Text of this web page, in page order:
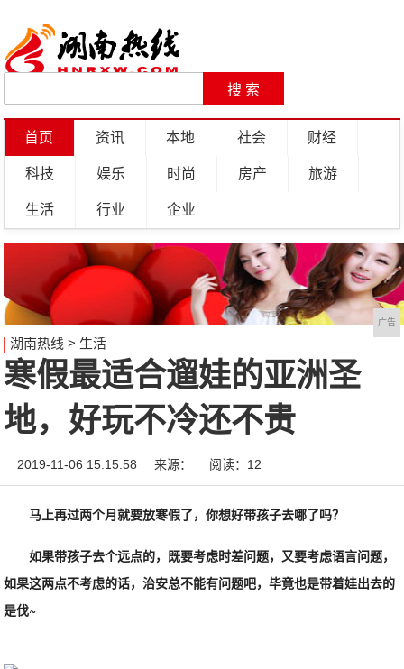
首页 资讯 本地 社会 财经
科技 娱乐 时尚 房产 旅游
生活 行业 企业
广告
湖南热线 > 生活
寒假最适合遛娃的亚洲圣
地，好玩不冷还不贵
2019-11-06 15:15:58 来源： 阅读：12
马上再过两个月就要放寒假了，你想好带孩子去哪了吗？
如果带孩子去个远点的，既要考虑时差问题，又要考虑语言问题，
如果这两点不考虑的话，治安总不能有问题吧，毕竟也是带着娃出去的
是伐~